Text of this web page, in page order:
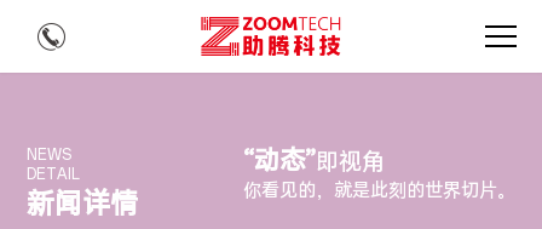
NEWS
DETAIL
新闻详情
“动态”即视角
你看见的，就是此刻的世界切片。